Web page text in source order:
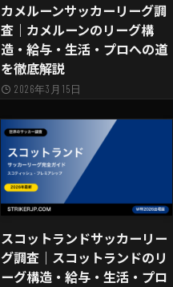
カメルーンサッカーリーグ調
査｜カメルーンのリーグ構
造・給与・生活・プロへの道
を徹底解説
2026年3月15日
スコットランドサッカーリー
グ調査｜スコットランドのリ
ーグ構造・給与・生活・プロ